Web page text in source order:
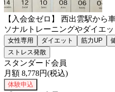
【入会金ゼロ】 西出雲駅から
ソナルトレーニングやダイエ
女性専用 ダイエット 筋力UP
ストレス発散
スタンダード会員
月額 8,778円(税込)
体験申込